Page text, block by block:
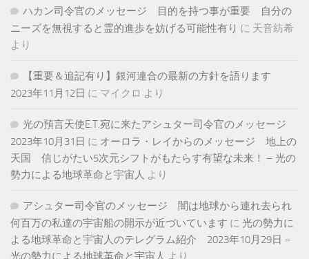
ハカン司令官のメッセージ 目的を持つ事が重要 自分の
ニーズを無視すると霊的進歩を妨げる可能性有り に 天音紡希
より
【重要＆追記有り】銀河連合の最新の方針を語ります
2023年11月12日 に マイクロ より
光の預言天使E.T.宛に来たアシュター司令官のメッセージ
2023年10月31日 に オーロラ・レイからのメッセージ 地上の
天国 信じがたい5次元シフトがもたらす有望な未来！ – 光の
勢力による地球革命と宇宙人 より
アシュター司令官のメッセージ 闇は地球から連れ去られ
何百万の私達の宇宙船の開示が近づいています に 光の勢力に
よる地球革命と宇宙人のテレグラム紹介 2023年10月29日 –
光の勢力による地球革命と宇宙人 より